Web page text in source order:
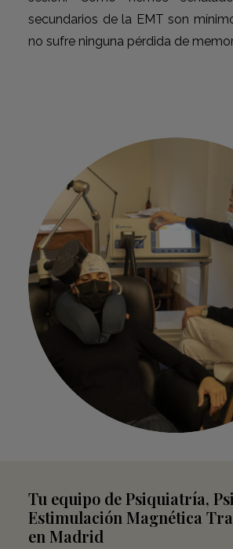
secundarios de la EMT son
no sufre ninguna pérdida de
Tu equipo de Psiquiatría,
Estimulación Magnética
en Madrid